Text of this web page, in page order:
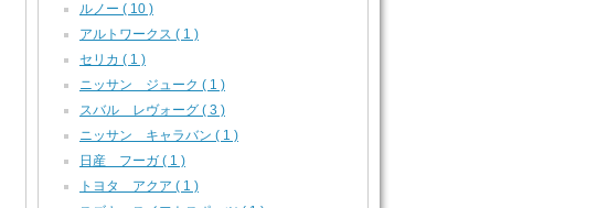
ルノー ( 10 )
アルトワークス ( 1 )
セリカ ( 1 )
ニッサン ジューク ( 1 )
スバル レヴォーグ ( 3 )
ニッサン キャラバン ( 1 )
日産 フーガ ( 1 )
トヨタ アクア ( 1 )